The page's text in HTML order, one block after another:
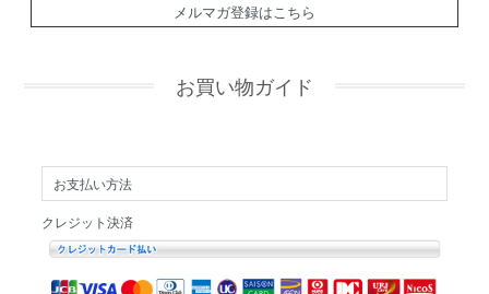
メルマガ登録はこちら
お買い物ガイド
お支払い方法
クレジット決済